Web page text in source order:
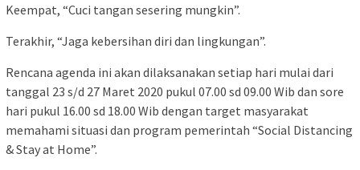
Keempat, “Cuci tangan sesering mungkin”.
Terakhir, “Jaga kebersihan diri dan lingkungan”.
Rencana agenda ini akan dilaksanakan setiap hari mulai dari
tanggal 23 s/d 27 Maret 2020 pukul 07.00 sd 09.00 Wib dan sore
hari pukul 16.00 sd 18.00 Wib dengan target masyarakat
memahami situasi dan program pemerintah “Social Distancing
& Stay at Home”.